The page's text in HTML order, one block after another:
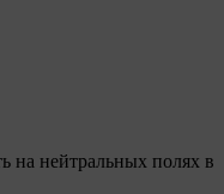
на нейтральных полях в